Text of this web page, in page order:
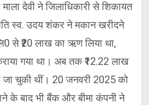
देवी ने जिलाधिकारी से शिकायत
स्व. उदय शंकर ने मकान खरीदने
से ₹20 लाख का ऋण लिया था,
गया था। अब तक ₹12.22 लाख
जा चुकी थीं। 20 जनवरी 2025 को
के बाद भी बैंक और बीमा कंपनी ने